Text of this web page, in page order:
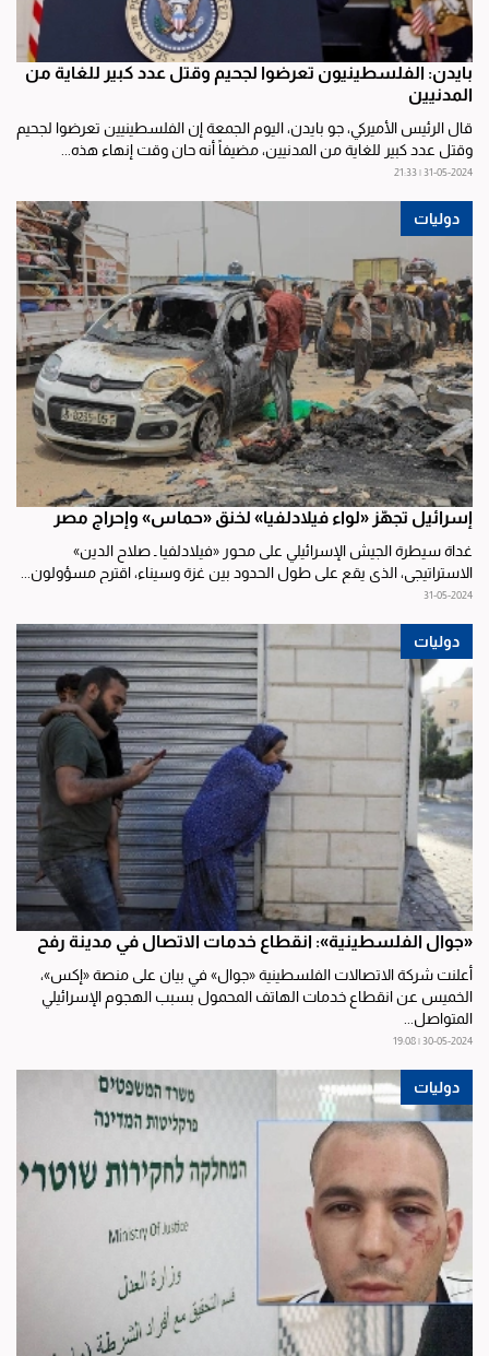
بايدن: الفلسطينيون تعرضوا لجحيم وقتل عدد كبير للغاية من
المدنيين
قال الرئيس الأميركي، جو بايدن، اليوم الجمعة إن الفلسطينيين تعرضوا لجحيم
وقتل عدد كبير للغاية من المدنيين، مضيفاً أنه حان وقت إنهاء هذه...
31-05-2024 | 21:33
دوليات
إسرائيل تجهّز «لواء فيلادلفيا» لخنق «حماس» وإحراج مصر
غداة سيطرة الجيش الإسرائيلي على محور «فيلادلفيا ـ صلاح الدين»
الاستراتيجي، الذي يقع على طول الحدود بين غزة وسيناء، اقترح مسؤولون...
31-05-2024
دوليات
«جوال الفلسطينية»: انقطاع خدمات الاتصال في مدينة رفح
أعلنت شركة الاتصالات الفلسطينية «جوال» في بيان على منصة «إكس»،
الخميس عن انقطاع خدمات الهاتف المحمول بسبب الهجوم الإسرائيلي
المتواصل...
30-05-2024 | 19:08
دوليات